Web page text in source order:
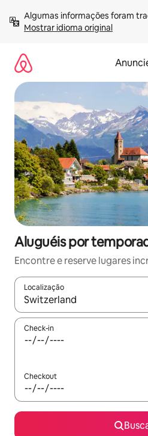
para
Mostrar idioma original
Aluguéis por
Encontre e reserve lugares
Localização
Quando os resultados
Check-in
Checkout